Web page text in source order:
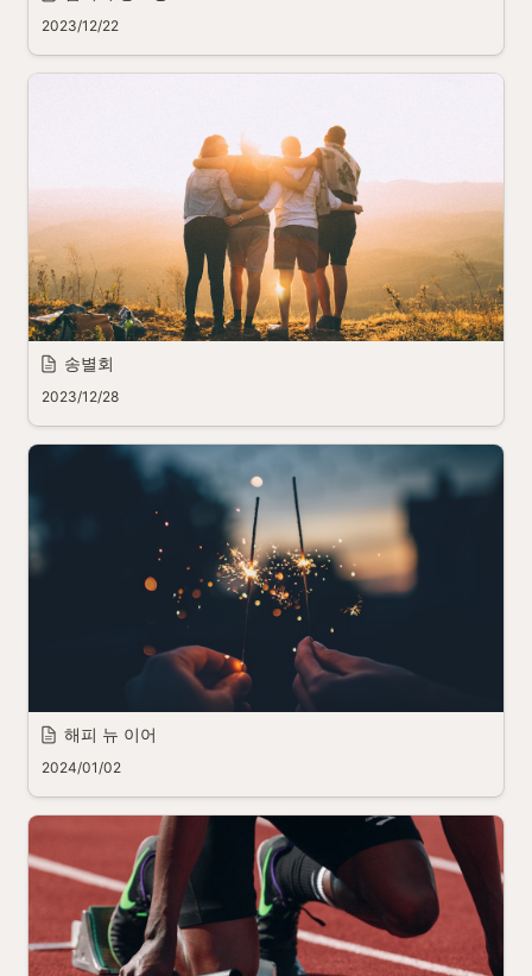
2023/12/22
송별회
2023/12/28
해피 뉴 이어
2024/01/02